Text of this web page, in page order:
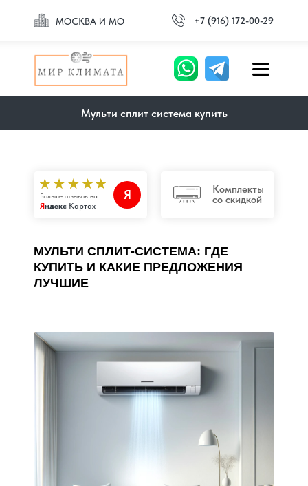
МОСКВА И МО +7 (916) 172-00-29
Мульти сплит система купить
Больше отзывов на
Яндекс Картах
Я
МУЛЬТИ СПЛИТ-СИСТЕМА: ГДЕ
КУПИТЬ И КАКИЕ ПРЕДЛОЖЕНИЯ
ЛУЧШИЕ
Комплекты
со скидкой